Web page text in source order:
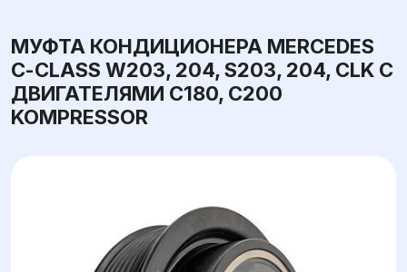
МУФТА КОНДИЦИОНЕРА MERCEDES
С-CLASS W203, 204, S203, 204, CLK С
ДВИГАТЕЛЯМИ С180, С200
KOMPRESSOR